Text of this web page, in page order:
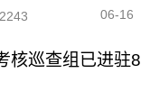
06-16
核巡查组已进驻8